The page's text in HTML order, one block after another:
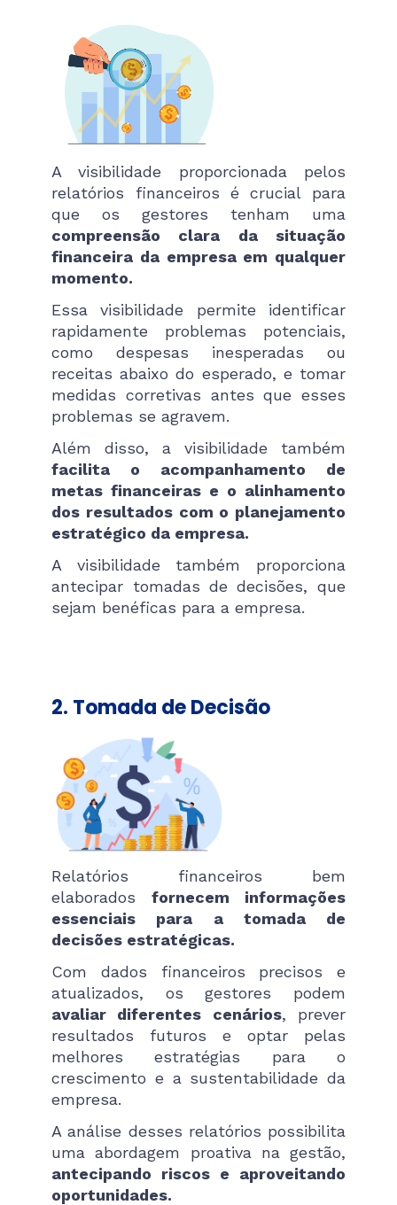
A visibilidade proporcionada pelos
relatórios financeiros é crucial para
que os gestores tenham uma
compreensão clara da situação
financeira da empresa em qualquer
momento.
Essa visibilidade permite identificar
rapidamente problemas potenciais,
como despesas inesperadas ou
receitas abaixo do esperado, e tomar
medidas corretivas antes que esses
problemas se agravem.
Além disso, a visibilidade também
facilita o acompanhamento de
metas financeiras e o alinhamento
dos resultados com o planejamento
estratégico da empresa.
A visibilidade também proporciona
antecipar tomadas de decisões, que
sejam benéficas para a empresa.
2. Tomada de Decisão
Relatórios financeiros bem
elaborados fornecem informações
essenciais para a tomada de
decisões estratégicas.
Com dados financeiros precisos e
atualizados, os gestores podem
avaliar diferentes cenários, prever
resultados futuros e optar pelas
melhores estratégias para o
crescimento e a sustentabilidade da
empresa.
A análise desses relatórios possibilita
uma abordagem proativa na gestão,
antecipando riscos e aproveitando
oportunidades.